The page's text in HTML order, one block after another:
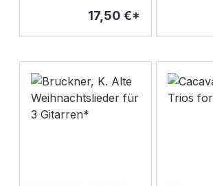
Sopranblockflöten-
mit online audio
Material-
kommt der
WeihnachtsmannIhr
Kinderlein
17,50 €*
mineur
Tempi